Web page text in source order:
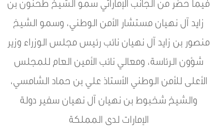
فيما حضر من الجانب الإماراتي سمو الشيخ طحنون بن
زايد آل نهيان مستشار الأمن الوطني، وسمو الشيخ
منصور بن زايد آل نهيان نائب رئيس مجلس الوزراء وزير
شؤون الرئاسة، ومعالي نائب الأمين العام للمجلس
الأعلى للأمن الوطني الأستاذ علي بن حماد الشامسي،
والشيخ شخبوط بن نهيان آل نهيان سفير دولة
الإمارات لدى المملكة